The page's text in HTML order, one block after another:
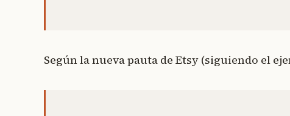
Según la nueva pauta de Etsy (siguiendo el